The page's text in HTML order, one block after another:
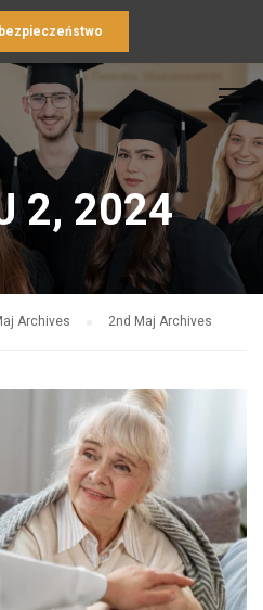
2, 2024
Archives 2nd Maj Archives